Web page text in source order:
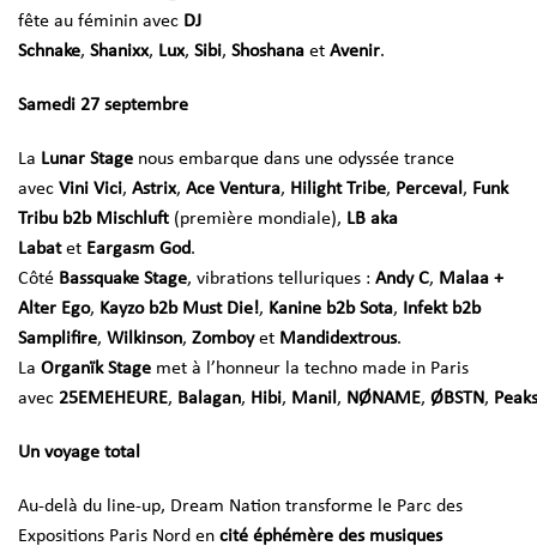
fête au féminin avec DJ
Schnake, Shanixx, Lux, Sibi, Shoshana et Avenir.
Samedi 27 septembre
La Lunar Stage nous embarque dans une odyssée trance
avec Vini Vici, Astrix, Ace Ventura, Hilight Tribe, Perceval, Funk
Tribu b2b Mischluft (première mondiale), LB aka
Labat et Eargasm God.
Côté Bassquake Stage, vibrations telluriques : Andy C, Malaa +
Alter Ego, Kayzo b2b Must Die!, Kanine b2b Sota, Infekt b2b
Samplifire, Wilkinson, Zomboy et Mandidextrous.
La Organïk Stage met à l’honneur la techno made in Paris
avec 25EMEHEURE, Balagan, Hibi, Manil, NØNAME, ØBSTN,
Un voyage total
Au-delà du line-up, Dream Nation transforme le Parc des
Expositions Paris Nord en cité éphémère des musiques